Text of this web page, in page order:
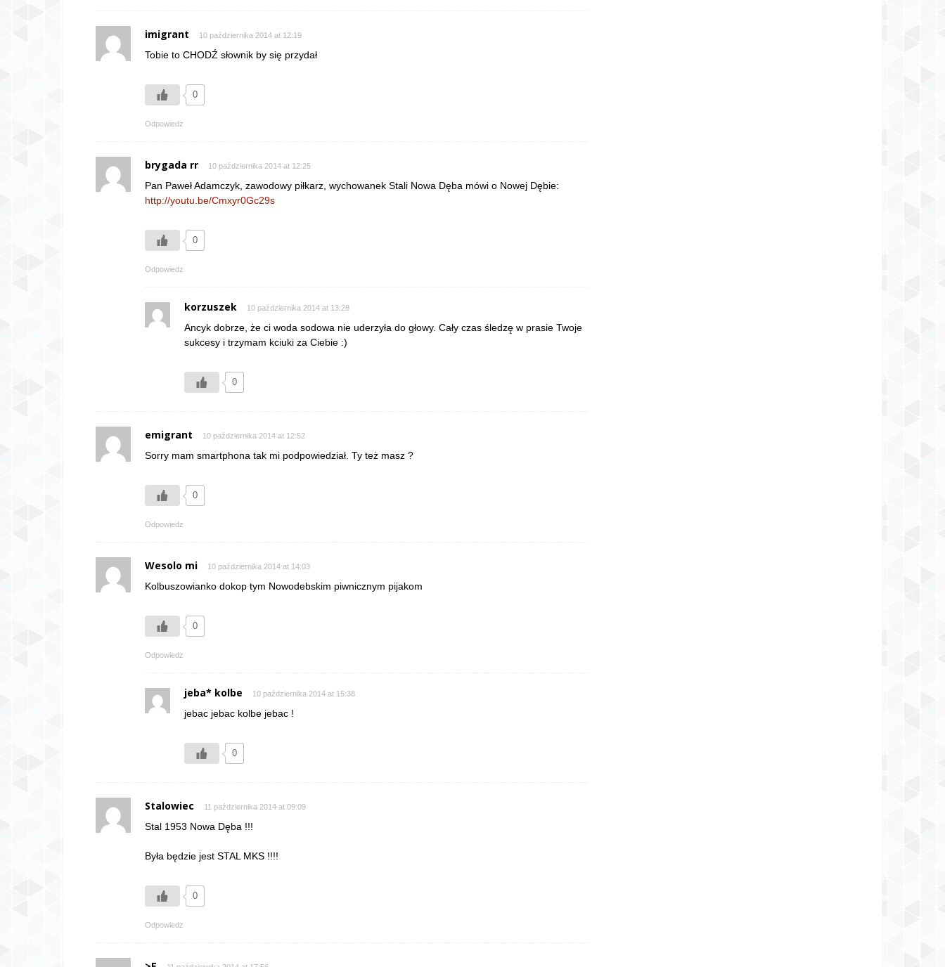
imigrant 10 października 2014 at 12:19
Tobie to CHODŹ słownik by się przydał
0
Odpowiedz
brygada rr 10 października 2014 at 12:25
Pan Paweł Adamczyk, zawodowy piłkarz, wychowanek Stali Nowa Dęba mówi o Nowej Dębie:
http://youtu.be/Cmxyr0Gc29s
0
Odpowiedz
korzuszek 10 października 2014 at 13:28
Ancyk dobrze, że ci woda sodowa nie uderzyła do głowy. Cały czas śledzę w prasie Twoje
sukcesy i trzymam kciuki za Ciebie :)
0
emigrant 10 października 2014 at 12:52
Sorry mam smartphona tak mi podpowiedział. Ty też masz ?
0
Odpowiedz
Wesolo mi 10 października 2014 at 14:03
Kolbuszowianko dokop tym Nowodebskim piwnicznym pijakom
0
Odpowiedz
jeba* kolbe 10 października 2014 at 15:38
jebac jebac kolbe jebac !
0
Stalowiec 11 października 2014 at 09:09
Stal 1953 Nowa Dęba !!!
Była będzie jest STAL MKS !!!!
0
Odpowiedz